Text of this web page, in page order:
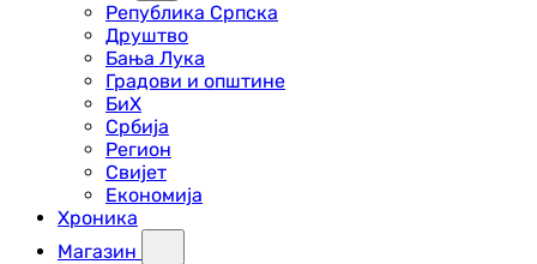
Република Српска
Друштво
Бања Лука
Градови и општине
БиХ
Србија
Регион
Свијет
Економија
Хроника
Магазин